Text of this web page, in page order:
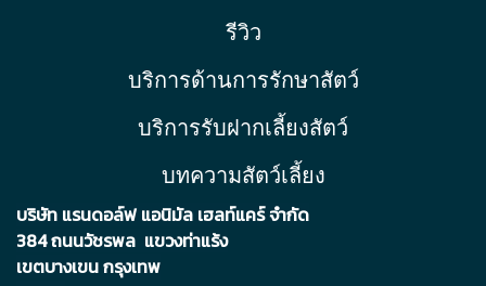
รีวิว
บริการด้านการรักษาสัตว์
บริการรับฝากเลี้ยงสัตว์
บทความสัตว์เลี้ยง
บริษัท แรนดอล์ฟ แอนิมัล เฮลท์แคร์ จำกัด
384 ถนนวัชรพล แขวงท่าแร้ง
เขตบางเขน กรุงเทพ